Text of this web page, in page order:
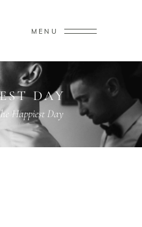
MENU
DAY
Happiest Day